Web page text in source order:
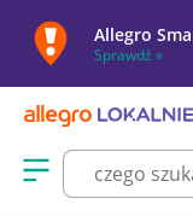
Allegro
Sprawdź »
Otwórz menu z